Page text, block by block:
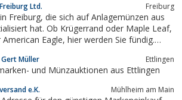
Ltd. Freiburg
Anlagemünzen aus
hat. Ob Krügerrand oder Maple Leaf,
hier werden Sie fündig.
Müller Ettlingen
und Münzauktionen aus Ettlingen
e.K. Mühlheim am Main